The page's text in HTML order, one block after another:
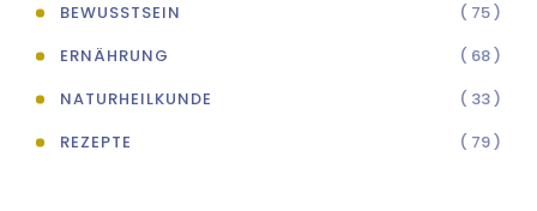
BEWUSSTSEIN
( 75 )
ERNÄHRUNG
( 68 )
NATURHEILKUNDE
( 33 )
REZEPTE
( 79 )